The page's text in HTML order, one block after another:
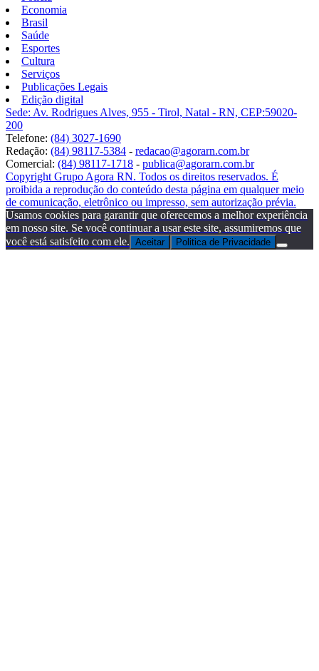
Economia
Brasil
Saúde
Esportes
Cultura
Serviços
Publicações Legais
Edição digital
Sede: Av. Rodrigues Alves, 955 - Tirol, Natal - RN, CEP:59020-
200
Telefone: (84) 3027-1690
Redação: (84) 98117-5384 - redacao@agorarn.com.br
Comercial: (84) 98117-1718 - publica@agorarn.com.br
Copyright Grupo Agora RN. Todos os direitos reservados. É
proibida a reprodução do conteúdo desta página em qualquer meio
de comunicação, eletrônico ou impresso, sem autorização prévia.
Usamos cookies para garantir que oferecemos a melhor experiência
em nosso site. Se você continuar a usar este site, assumiremos que
você está satisfeito com ele. Aceitar Politica de Privacidade